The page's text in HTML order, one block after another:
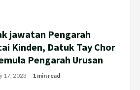
jawatan Pengarah
Kinden, Datuk Tay Chor
Pengarah Urusan
17, 2023 1 min read